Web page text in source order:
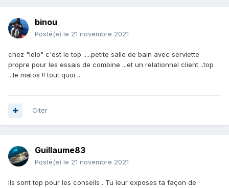
binou
Posté(e) le 21 novembre 2021
chez "lolo" c'est le top .....petite salle de bain avec serviette
propre pour les essais de combine ...et un relationnel client ..top
...le matos !! tout quoi ..
Citer
Guillaume83
Posté(e) le 21 novembre 2021
Ils sont top pour les conseils . Tu leur exposes ta façon de